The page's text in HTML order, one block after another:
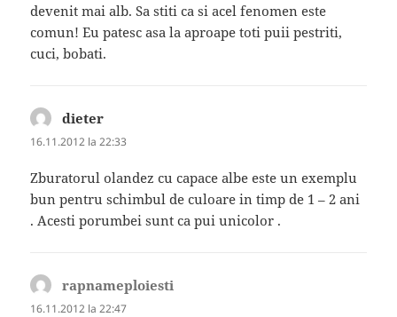
devenit mai alb. Sa stiti ca si acel fenomen este
comun! Eu patesc asa la aproape toti puii pestriti,
cuci, bobati.
dieter
16.11.2012 la 22:33
Zburatorul olandez cu capace albe este un exemplu
bun pentru schimbul de culoare in timp de 1 – 2 ani
. Acesti porumbei sunt ca pui unicolor .
rapnameploiesti
16.11.2012 la 22:47